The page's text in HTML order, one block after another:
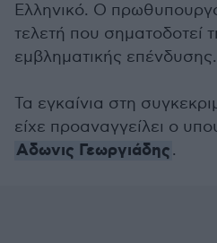
Ελληνικό. Ο
τελετή που σηματοδοτεί
εμβληματικής επένδυσης.
Τα εγκαίνια στη
είχε προαναγγείλει ο
Αδωνις Γεωργιάδης.